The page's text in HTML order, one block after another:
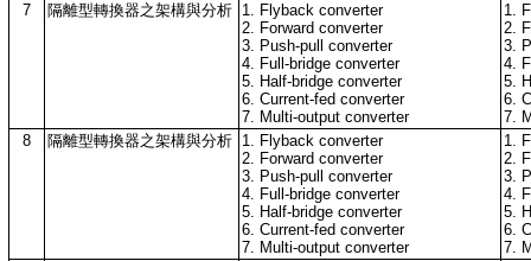
7
隔離型轉換器之架構與分析 1. Flyback converter
2. Forward converter
3. Push-pull converter
4. Full-bridge converter
5. Half-bridge converter
6. Current-fed converter
7. Multi-output converter
1.
2.
3.
4.
5.
6.
7.
8
隔離型轉換器之架構與分析 1. Flyback converter
2. Forward converter
3. Push-pull converter
4. Full-bridge converter
5. Half-bridge converter
6. Current-fed converter
7. Multi-output converter
1.
2.
3.
4.
5.
6.
7.